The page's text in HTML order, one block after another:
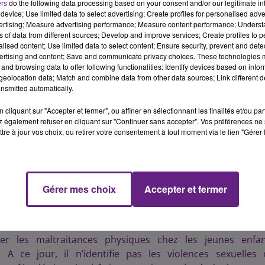
de la maltraitance chez les enfants
le CHU de Dijon a développé un
de 0 à 5 ans et hospitalisés dans l’établissement
si les lésions observées pouvaient être liées à de
revue les dossiers médicaux de 170 enfants qui ont
probable » ou « suspectée », puis ils ont été répartis
0 à 5 ans, 68 ont été classés dans le groupe 1
dans le groupe 2 pour « maltraitance suspectée ».
annonce que 85,2% des enfants du groupe 1 ont
des enfants du groupe 2. L’équipe a aussi constaté
des signes de maltraitance puisqu’ils ne sont souvent
Pour des enfants âgés de 1 mois à 1 an, on
78,3% pour le groupe 2.
les maltraitances physiques chez les jeunes
ce jour, il n’identifie pas les violences sexuelles
do the following data processing based on your consent and/or our legitimate
Use limited data to select advertising; Create profiles for personalised
Measure advertising performance; Measure content performance;
of data from different sources; Develop and improve services; Create profiles to
content; Use limited data to select content; Ensure security, prevent and
and content; Save and communicate privacy choices. These technologies
browsing data to offer following functionalities: Identify devices based on
data; Match and combine data from other data sources; Link different
automatically.
cliquant sur "Accepter et fermer", ou affiner en sélectionnant les finalités et/ou
également refuser en cliquant sur "Continuer sans accepter". Vos préférences
à jour vos choix, ou retirer votre consentement à tout moment via le lien
Gérer mes choix Accepter et fermer